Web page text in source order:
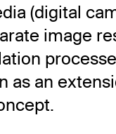
(digital
image
as an